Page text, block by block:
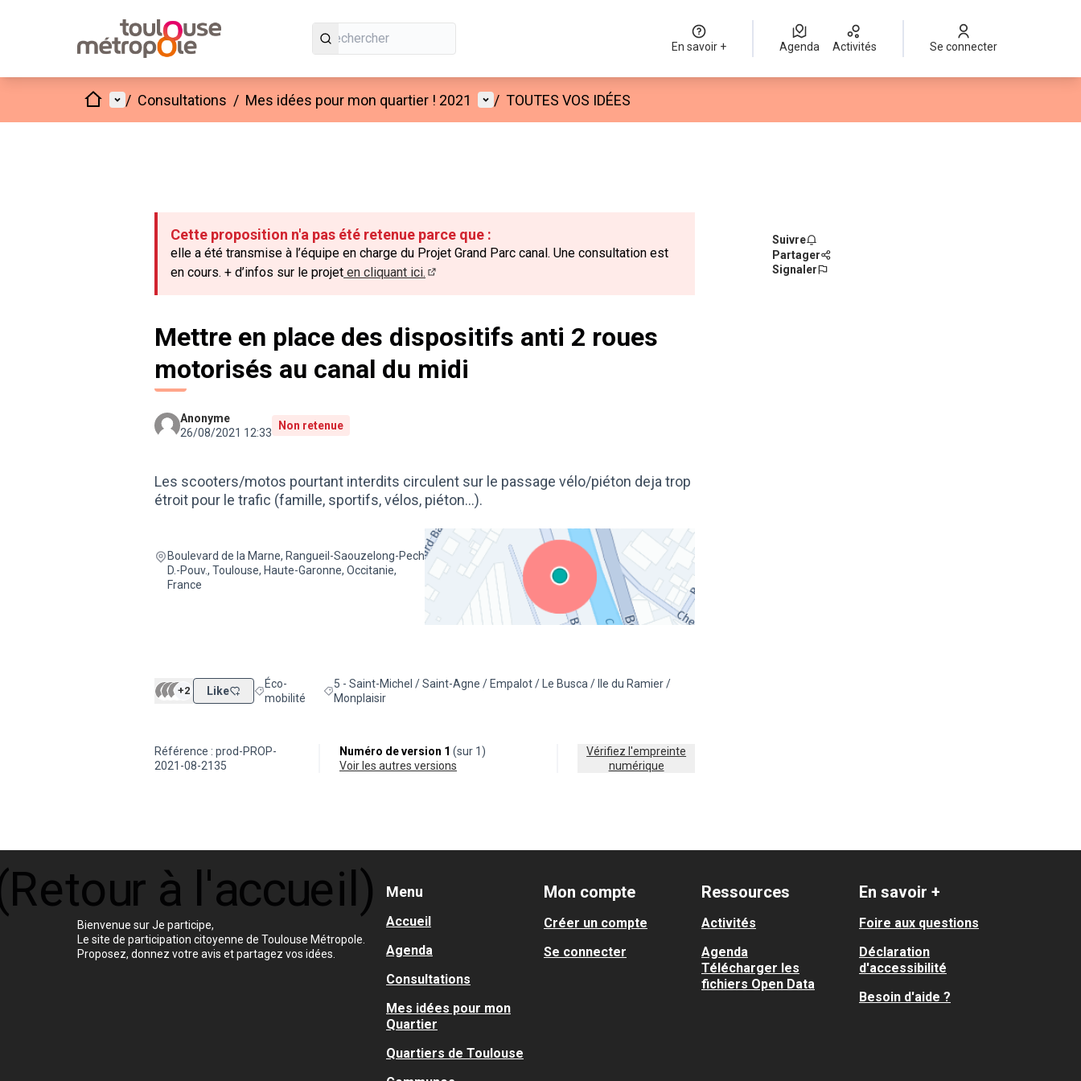
En savoir + Agenda Activités Se connecter
AccueilMenu principal
/ Consultations / Mes idées pour mon quartier ! 2021 Menu utilisateur
/ TOUTES VOS IDÉES
Cette proposition n'a pas été retenue parce que :
elle a été transmise à l’équipe en charge du Projet Grand Parc canal. Une consultation est
en cours. + d’infos sur le projet en cliquant ici.
Mettre en place des dispositifs anti 2 roues
motorisés au canal du midi
Anonyme
26/08/2021 12:33
Non retenue
Les scooters/motos pourtant interdits circulent sur le passage vélo/piéton deja trop
étroit pour le trafic (famille, sportifs, vélos, piéton...).
Boulevard de la Marne, Rangueil-Saouzelong-Pech
D.-Pouv., Toulouse, Haute-Garonne, Occitanie,
France
+2 Like Filtrer les résultats de la catégorie : Éco-mobilité
Éco-
mobilité
Filtrer les résultats pour le secteur : 5 - Saint-Michel / Saint-Agne / Empalot / Le Busca / Ile du Ramier / Monplaisir
5 - Saint-Michel / Saint-Agne / Empalot / Le Busca / Ile du Ramier /
Monplaisir
Suivre
Partager
Signaler
Référence : prod-PROP-
2021-08-2135
Numéro de version 1 (sur 1)
voir les autres versions
Vérifiez l'empreinte
numérique
Bienvenue sur Je participe,
Le site de participation citoyenne de Toulouse Métropole.
Proposez, donnez votre avis et partagez vos idées.
Menu
Accueil
Agenda
Consultations
Mes idées pour mon
Quartier
Quartiers de Toulouse
Mon compte
Créer un compte
Se connecter
Ressources
Activités
Agenda
Télécharger les
fichiers Open Data
En savoir +
Foire aux questions
Déclaration
d'accessibilité
Besoin d'aide ?